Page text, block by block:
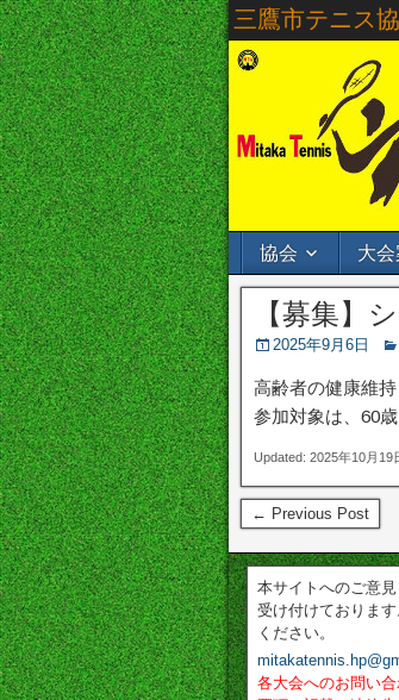
三鷹市テニス
協会 大
【募集】
2025年9月6日
高齢者の健康維
参加対象は、60
Updated: 2025年10月
← Previous Post
本サイトへのご意
受け付けておりま
ください。
各大会へのお問い